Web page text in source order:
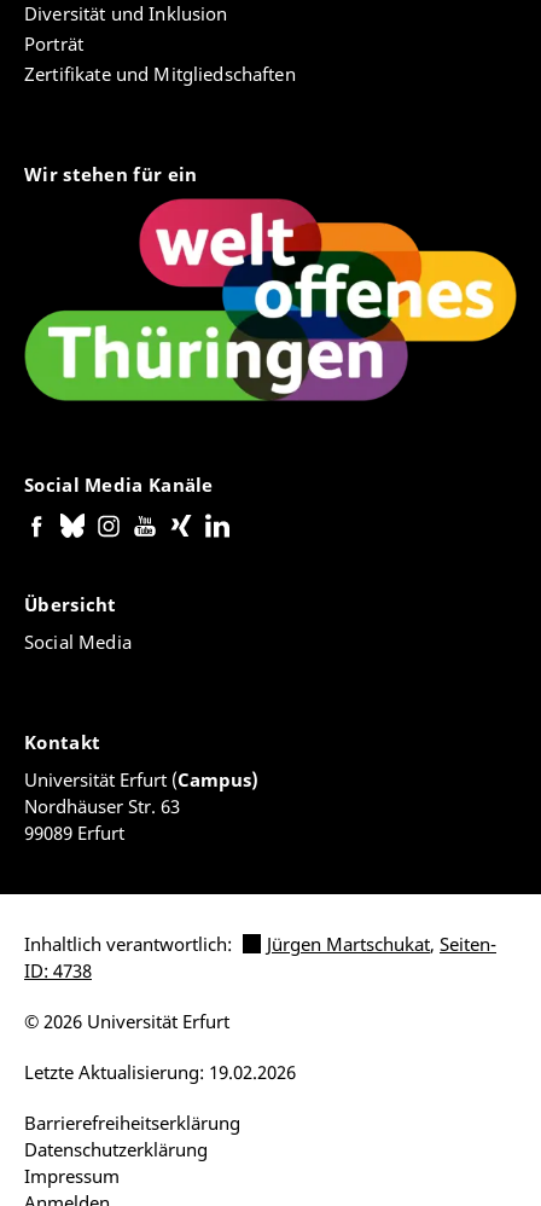
Diversität und Inklusion
Porträt
Zertifikate und Mitgliedschaften
Wir stehen für ein
Social Media Kanäle
Übersicht
Social Media
Kontakt
Universität Erfurt (Campus)
Nordhäuser Str. 63
99089 Erfurt
Inhaltlich verantwortlich: Jürgen Martschukat, Seiten-
ID: 4738
Barrierefreiheitserklärung
Datenschutzerklärung
Impressum
Letzte Aktualisierung: 19.02.2026
© 2026 Universität Erfurt